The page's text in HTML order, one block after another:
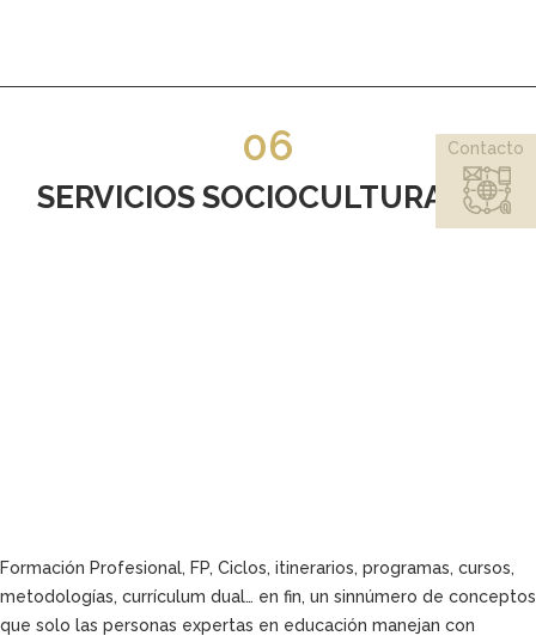
06
SERVICIOS SOCIOCULTURALES
Formación Profesional, FP, Ciclos, itinerarios, programas, cursos,
metodologías, currículum dual… en fin, un sinnúmero de conceptos
que solo las personas expertas en educación manejan con
Contacto